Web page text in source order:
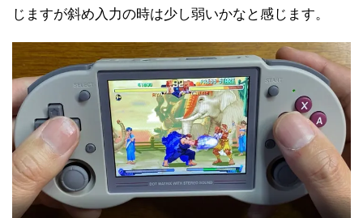
じますが斜め入力の時は少し弱いかなと感じます。